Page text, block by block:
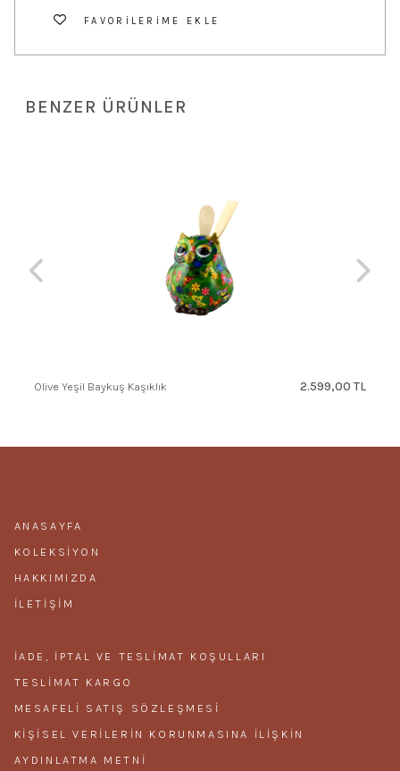
FAVORILERIME EKLE
BENZER ÜRÜNLER
Olive Yeşil Baykuş Kaşıklık 2.599,00 TL
ANASAYFA
KOLEKSIYON
HAKKIMIZDA
İLETIŞIM
İADE, İPTAL VE TESLIMAT KOŞULLARI
TESLIMAT KARGO
MESAFELI SATIŞ SÖZLEŞMESI
KIŞISEL VERILERIN KORUNMASINA ILIŞKIN
AYDINLATMA METNI